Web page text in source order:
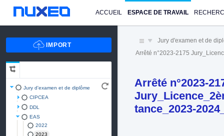
ACCUEIL ESPACE DE TRAVAIL
Jury d'examen et de diplôme
CIPCEA
DDL
EAS
2022
2023
Jury d'examen et de
Arrêté n°2023-2175
Arrêté n°2023-
tance_2023-